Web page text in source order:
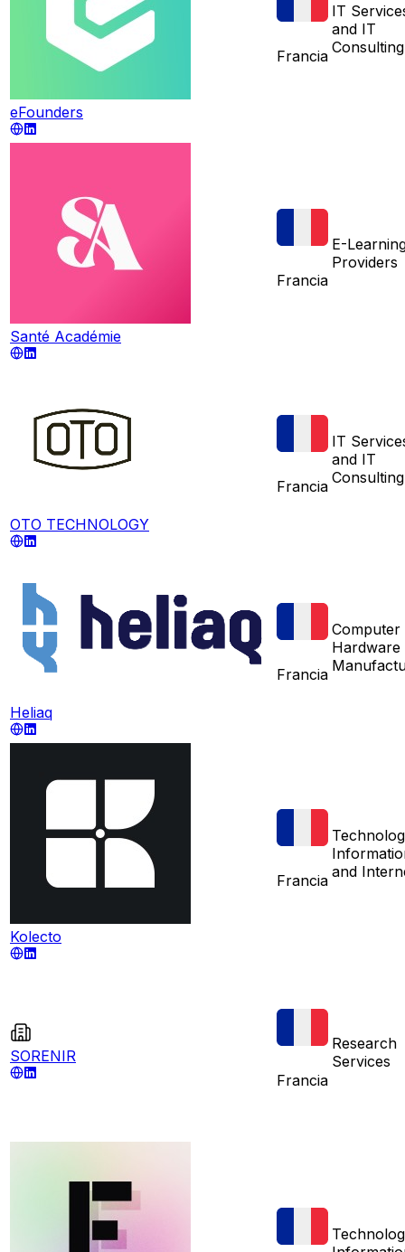
eFounders
Francia
IT
and IT
Consulting
Santé Académie
Francia
E-
Providers
OTO TECHNOLOGY
Francia
IT
and IT
Consulting
Heliaq
Francia
Computer
Hardware
Kolecto
Francia and
SORENIR
Francia
Research
Services